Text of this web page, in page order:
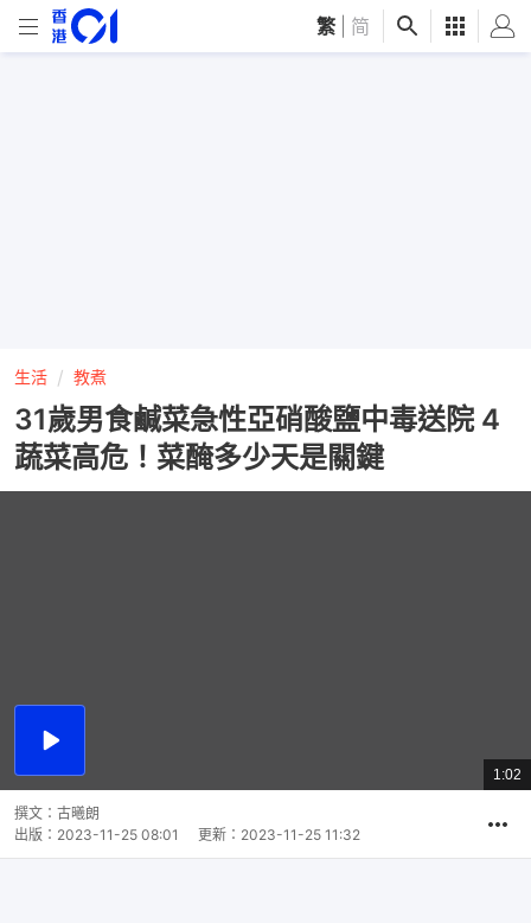
繁 简
生活 教煮
31歲男食鹹菜急性亞硝酸鹽中毒送院 4
蔬菜高危！菜醃多少天是關鍵
播
總
共
1:02
撰文： 古曦朗
出版： 2023-11-25 08:01 更新： 2023-11-25 11:32